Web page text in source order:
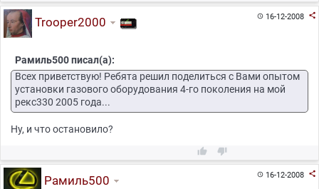
16-12-2008 
Trooper2000
Рамиль500 писал(а):
Всех приветствую! Ребята решил поделиться с Вами опытом
установки газового оборудования 4-го поколения на мой
рекс330 2005 года...
Ну, и что остановило?
 
16-12-2008 
Рамиль500